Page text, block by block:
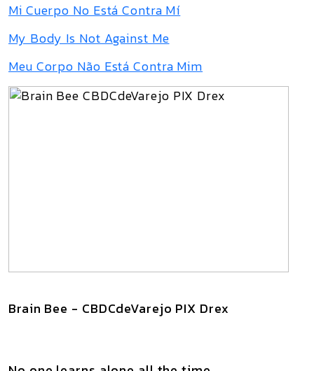
Mi Cuerpo No Está Contra Mí
My Body Is Not Against Me
Meu Corpo Não Está Contra Mim
Brain Bee - CBDCdeVarejo PIX Drex